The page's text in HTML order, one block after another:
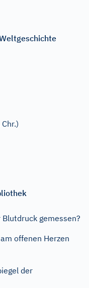
gemessen?
offenen Herzen
der